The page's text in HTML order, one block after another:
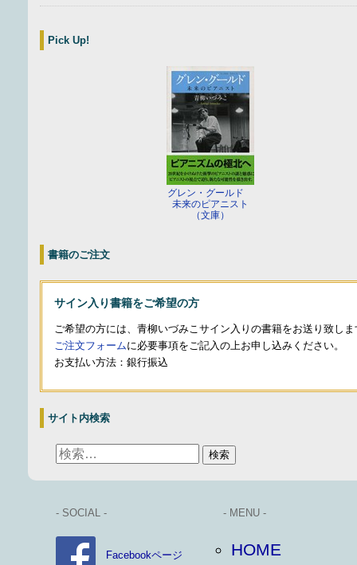
Pick Up!
グレン・グールド
未来のピアニスト
（文庫）
書籍のご注文
サイン入り書籍をご希望の方
ご希望の方には、青柳いづみこサイン入りの書籍をお送り致しま
ご注文フォームに必要事項をご記入の上お申し込みください。
お支払い方法：銀行振込
サイト内検索
- SOCIAL -
Facebookページ
- MENU -
HOME